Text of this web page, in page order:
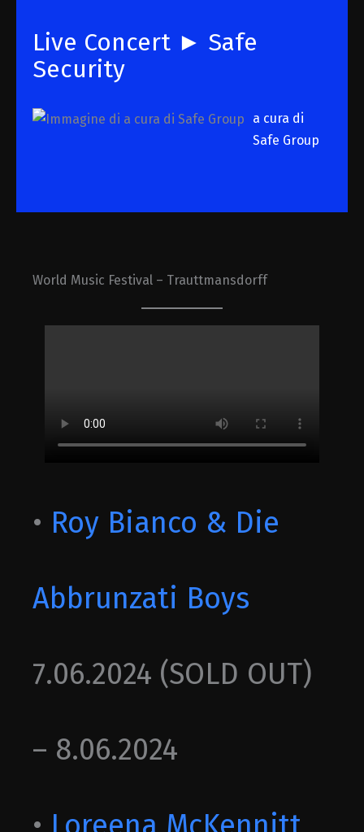
Live Concert ► Safe
Security
a cura di
Safe Group
World Music Festival – Trauttmansdorff
• Roy Bianco & Die
Abbrunzati Boys
7.06.2024 (SOLD OUT)
– 8.06.2024